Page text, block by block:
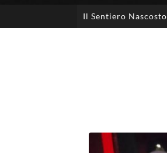
Il Sentiero Nascosto